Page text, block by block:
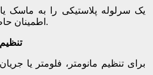
یک سرلوله پلاستیکی را به ماسک
اطمینان حاصل کنید که لوله سالم است.
برای تنظیم مانومتر، فلومتر یا